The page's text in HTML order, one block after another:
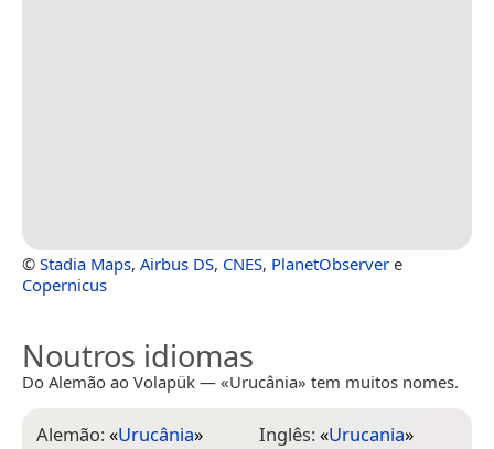
© Stadia Maps, Airbus DS, CNES, PlanetObserver e
Copernicus
Noutros idiomas
Do Alemão ao Volapük — «Urucânia» tem muitos nomes.
Alemão:«Urucânia»
Inglês:«Urucania»